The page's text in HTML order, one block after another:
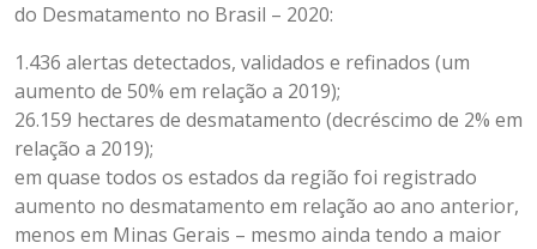
do Desmatamento no Brasil – 2020:
1.436 alertas detectados, validados e refinados (um
aumento de 50% em relação a 2019);
26.159 hectares de desmatamento (decréscimo de 2% em
relação a 2019);
em quase todos os estados da região foi registrado
aumento no desmatamento em relação ao ano anterior,
menos em Minas Gerais – mesmo ainda tendo a maior